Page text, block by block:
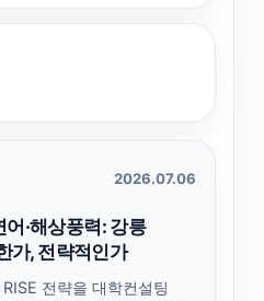
2026.07.06
어·해상풍력: 강릉
가, 전략적인가
전략을 대학컨설팅